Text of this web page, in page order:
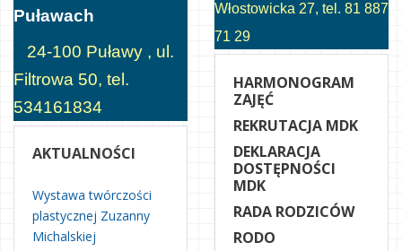
Puławach
24-100 Puławy , ul.
Filtrowa 50, tel.
534161834
AKTUALNOŚCI
Wystawa twórczości
plastycznej Zuzanny
Michalskiej
Włostowicka 27, tel. 81 887
71 29
HARMONOGRAM
ZAJĘĆ
REKRUTACJA MDK
DEKLARACJA
DOSTĘPNOŚCI
MDK
RADA RODZICÓW
RODO